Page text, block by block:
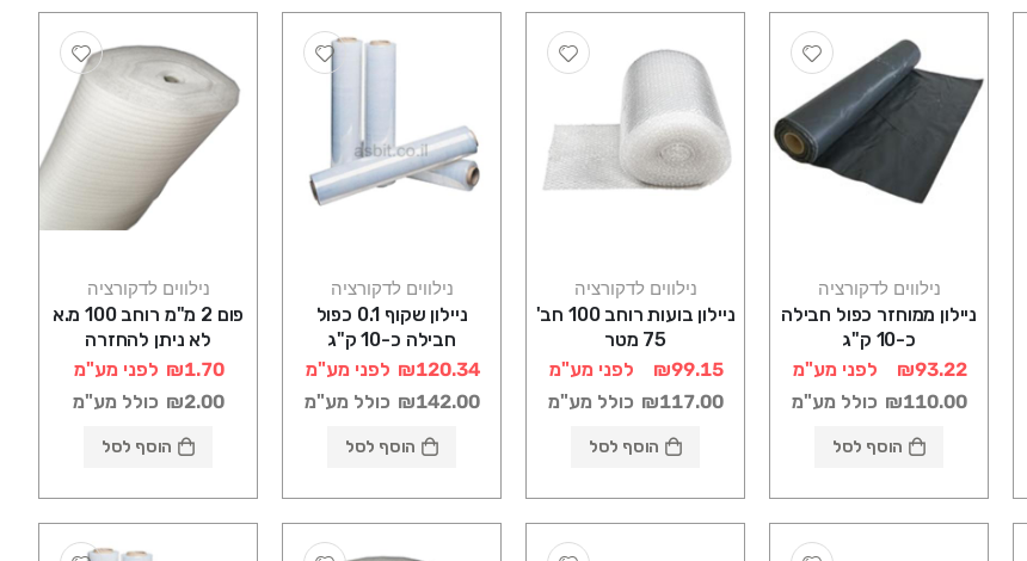
נילווים לדקורציה
ניילון ממוחזר כפול חבילה
כ-10 ק"ג
₪93.22
לפני מע"מ
₪110.00 כולל מע"מ
הוסף לסל
נילווים לדקורציה
ניילון בועות רוחב 100 חב'
75 מטר
₪99.15
לפני מע"מ
₪117.00 כולל מע"מ
הוסף לסל
נילווים לדקורציה
ניילון שקוף 0.1 כפול
חבילה כ-10 ק"ג
₪120.34 לפני מע"מ
₪142.00 כולל מע"מ
הוסף לסל
נילווים לדקורציה
פום 2 מ"מ רוחב 100 מ.א
לא ניתן להחזרה
₪1.70 לפני מע"מ
₪2.00 כולל מע"מ
הוסף לסל